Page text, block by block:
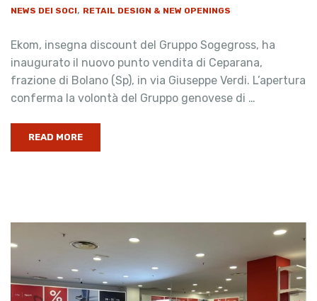
NEWS DEI SOCI, RETAIL DESIGN & NEW OPENINGS
Ekom, insegna discount del Gruppo Sogegross, ha
inaugurato il nuovo punto vendita di Ceparana,
frazione di Bolano (Sp), in via Giuseppe Verdi. L’apertura
conferma la volontà del Gruppo genovese di …
READ MORE